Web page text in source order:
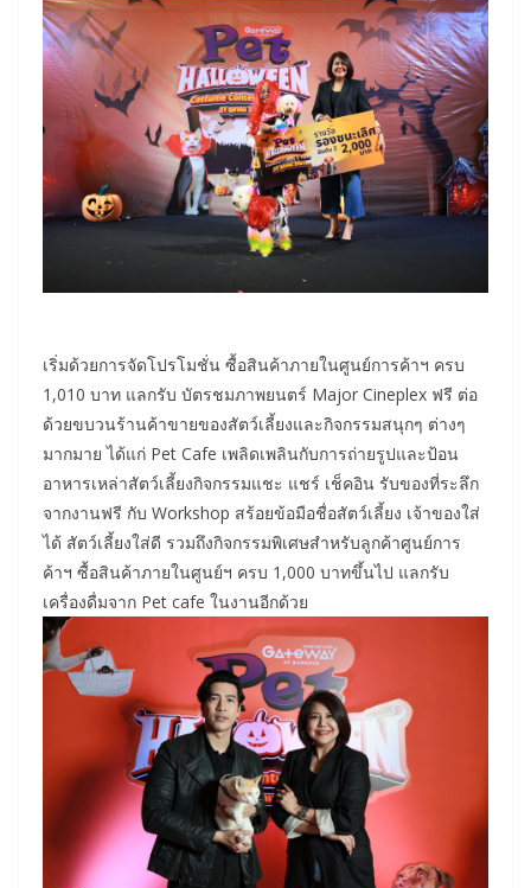
เริ่มด้วยการจัดโปรโมชั่น ซื้อสินค้าภายในศูนย์การค้าฯ ครบ
1,010 บาท แลกรับ บัตรชมภาพยนตร์ Major Cineplex ฟรี ต่อ
ด้วยขบวนร้านค้าขายของสัตว์เลี้ยงและกิจกรรมสนุกๆ ต่างๆ
มากมาย ได้แก่ Pet Cafe เพลิดเพลินกับการถ่ายรูปและป้อน
อาหารเหล่าสัตว์เลี้ยงกิจกรรมแชะ แชร์ เช็คอิน รับของที่ระลึก
จากงานฟรี กับ Workshop สร้อยข้อมือชื่อสัตว์เลี้ยง เจ้าของใส่
ได้ สัตว์เลี้ยงใส่ดี รวมถึงกิจกรรมพิเศษสำหรับลูกค้าศูนย์การ
ค้าฯ ซื้อสินค้าภายในศูนย์ฯ ครบ 1,000 บาทขึ้นไป แลกรับ
เครื่องดื่มจาก Pet cafe ในงานอีกด้วย